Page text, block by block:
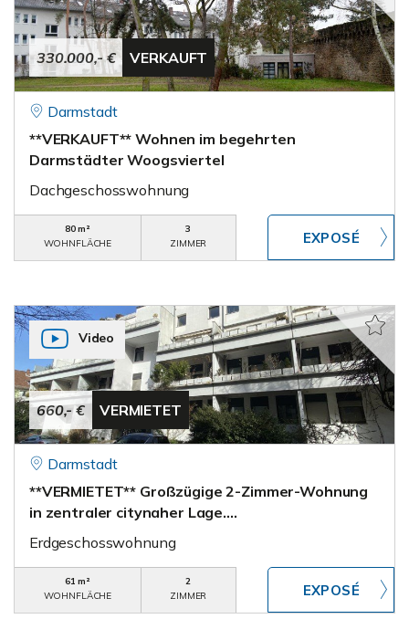
330.000,- € VERKAUFT
Darmstadt
**VERKAUFT** Wohnen im begehrten
Darmstädter Woogsviertel
Dachgeschosswohnung
80 m²
WOHNFLÄCHE
3
ZIMMER
660,- € VERMIETET
Video
Darmstadt
**VERMIETET** Großzügige 2-Zimmer-Wohnung
in zentraler citynaher Lage….
Erdgeschosswohnung
61 m²
WOHNFLÄCHE
2
ZIMMER